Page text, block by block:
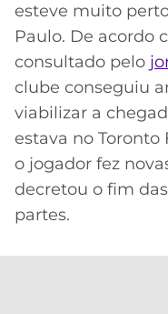
CÓDIGO
DE
INDICAÇÃO
BET365
CÓDIGO
BETANO
DE
SÃO
PAULO
SANTOS
DO
BRASIL
PREMIER
COPA
MERCADO
DA
BOLA
PALPITES
esteve muito
Paulo. De acordo
consultado pelo
clube conseguiu
viabilizar a
estava no Toronto
o jogador fez
decretou o fim
partes.